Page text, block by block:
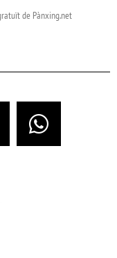
de Pànxing.net​